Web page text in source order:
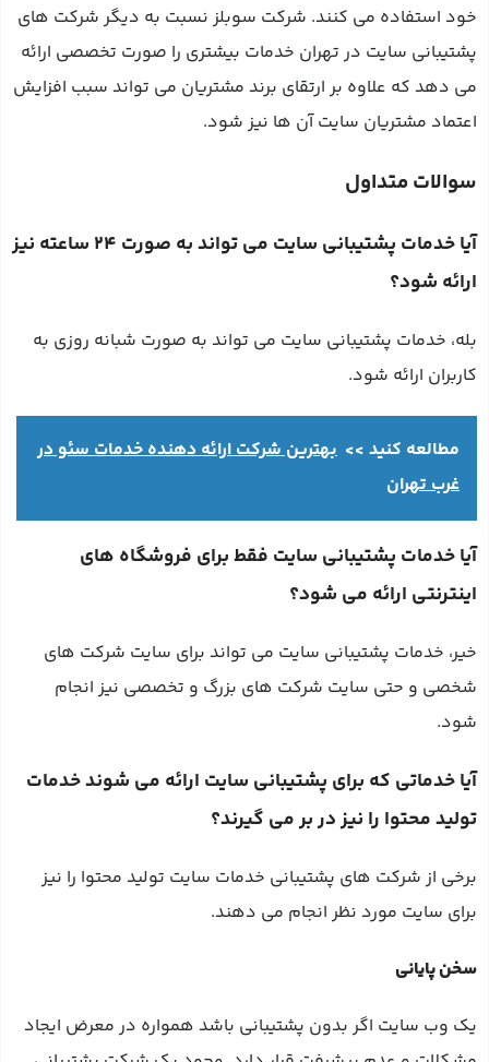
خود استفاده می‌ کنند. شرکت سوبلز نسبت به دیگر شرکت‌ های
پشتیبانی سایت در تهران خدمات بیشتری را صورت تخصصی ارائه
می‌ دهد که علاوه بر ارتقای برند مشتریان می‌ تواند سبب افزایش
اعتماد مشتریان سایت آن ها نیز شود.
سوالات متداول
آیا خدمات پشتیبانی سایت می‌ تواند به صورت ۲۴ ساعته نیز
ارائه شود؟
بله، خدمات پشتیبانی سایت می‌ تواند به صورت شبانه روزی به
کاربران ارائه شود.
مطالعه کنید >> بهترین شرکت ارائه دهنده خدمات سئو در
غرب تهران
آیا خدمات پشتیبانی سایت فقط برای فروشگاه های
اینترنتی ارائه می شود؟
خیر، خدمات پشتیبانی سایت می تواند برای سایت شرکت های
شخصی و حتی سایت شرکت های بزرگ و تخصصی نیز انجام
شود.
آیا خدماتی که برای پشتیبانی سایت ارائه می شوند خدمات
تولید محتوا را نیز در بر می گیرند؟
برخی از شرکت های پشتیبانی خدمات سایت تولید محتوا را نیز
برای سایت مورد نظر انجام می دهند.
سخن پایانی
یک وب سایت اگر بدون پشتیبانی باشد همواره در معرض ایجاد